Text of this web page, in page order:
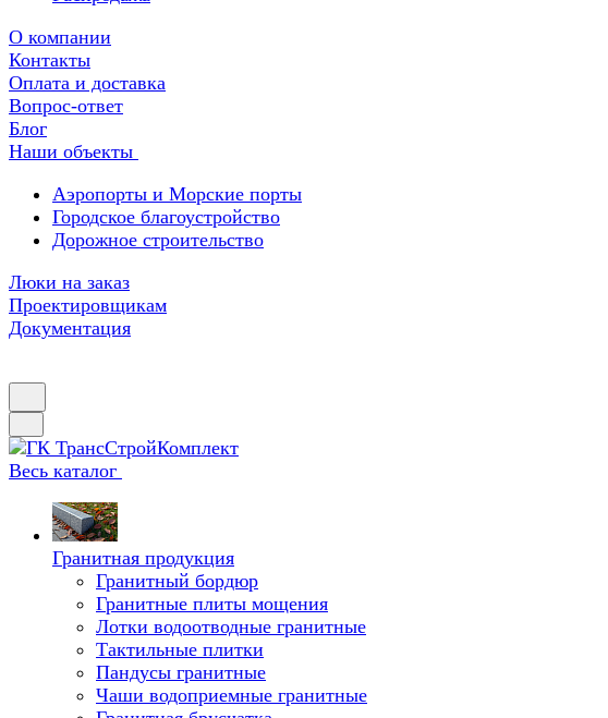
О компании
Контакты
Оплата и доставка
Вопрос-ответ
Блог
Наши объекты
Аэропорты и Морские порты
Городское благоустройство
Дорожное строительство
Люки на заказ
Проектировщикам
Документация
Весь каталог
Гранитная продукция
Гранитный бордюр
Гранитные плиты мощения
Лотки водоотводные гранитные
Тактильные плитки
Пандусы гранитные
Чаши водоприемные гранитные